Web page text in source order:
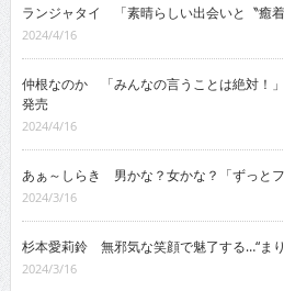
ランジャタイ 「素晴らしい出会いと〝癒着
2024/4/16
仲根なのか 「みんなの言うことは絶対！
発売
2024/4/16
あぁ～しらき 男かな？女かな？「ずっとフ
2024/3/16
杉本愛莉鈴 無邪気な笑顔で魅了する…“まり
2024/3/16